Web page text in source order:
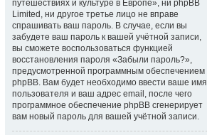
путешествиях и культуре в Европе», ни phpBB
Limited, ни другое третье лицо не вправе
спрашивать ваш пароль. В случае, если вы
забудете ваш пароль к вашей учётной записи,
вы сможете воспользоваться функцией
восстановления пароля «Забыли пароль?»,
предусмотренной программным обеспечением
phpBB. Вам будет необходимо ввести ваше имя
пользователя и ваш адрес email, после чего
программное обеспечение phpBB сгенерирует
вам новый пароль для вашей учётной записи.